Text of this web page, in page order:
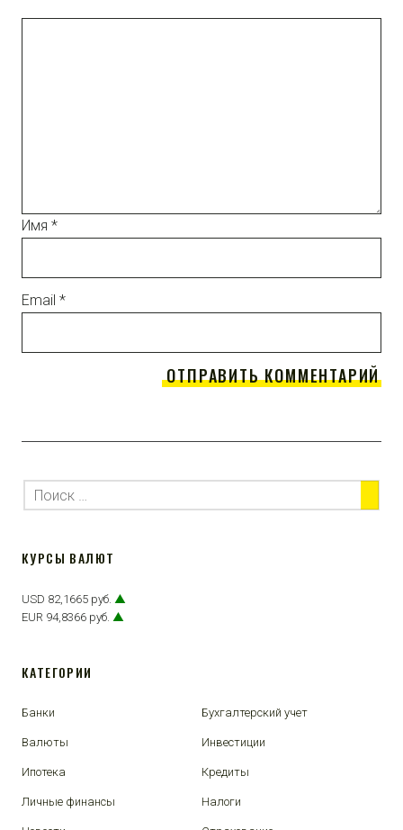
Имя *
Email *
КУРСЫ ВАЛЮТ
USD 82,1665 руб. ▲
EUR 94,8366 руб. ▲
КАТЕГОРИИ
Банки Бухгалтерский учет
Валюты Инвестиции
Ипотека Кредиты
Личные финансы Налоги